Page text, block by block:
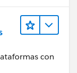
con